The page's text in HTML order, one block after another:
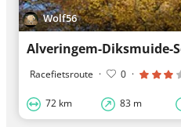
Wolf56
Racefietsroute · 0 ·
72 km 83 m